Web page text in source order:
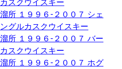
スクウイスキー
所 １９９６-２００７ シェ
グルカスクウイスキー
所 １９９６-２００７ バー
スクウイスキー
所 １９９６-２００７ ホグ